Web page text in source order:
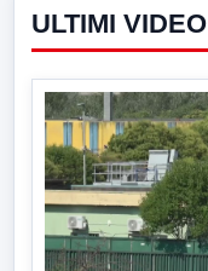
ULTIMI VIDEO